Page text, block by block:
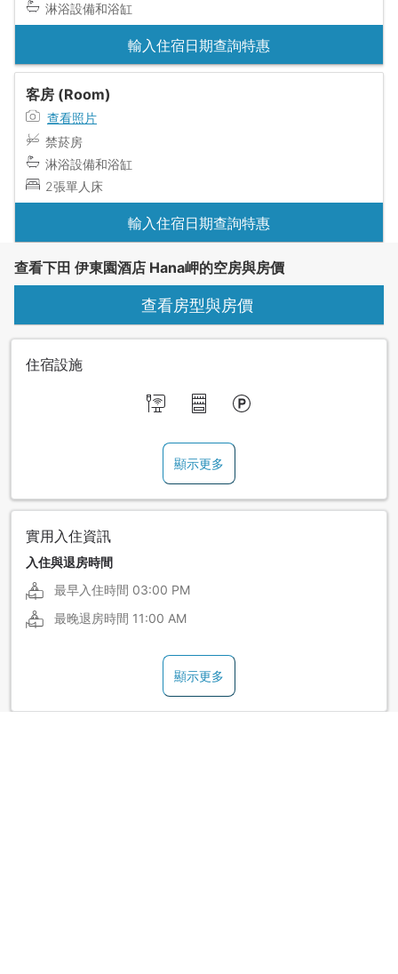
淋浴設備和浴缸
輸入住宿日期查詢特惠
客房 (Room)
查看照片
禁菸房
淋浴設備和浴缸
2張單人床
輸入住宿日期查詢特惠
查看下田 伊東園酒店 Hana岬的空房與房價
查看房型與房價
住宿設施
顯示更多
實用入住資訊
入住與退房時間
最早入住時間 03:00 PM
最晚退房時間 11:00 AM
顯示更多